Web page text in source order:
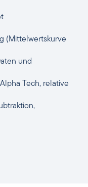
(Mittelwertskurve
und
Tech, relative